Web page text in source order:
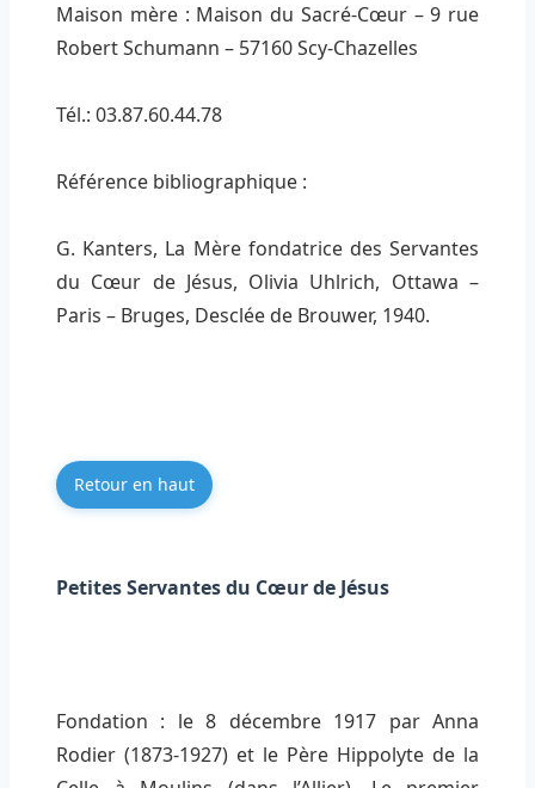
Maison mère : Maison du Sacré-Cœur – 9 rue
Robert Schumann – 57160 Scy-Chazelles
Tél.: 03.87.60.44.78
Référence bibliographique :
G. Kanters, La Mère fondatrice des Servantes
du Cœur de Jésus, Olivia Uhlrich, Ottawa –
Paris – Bruges, Desclée de Brouwer, 1940.
Retour en haut
Petites Servantes du Cœur de Jésus
Fondation : le 8 décembre 1917 par Anna
Rodier (1873-1927) et le Père Hippolyte de la